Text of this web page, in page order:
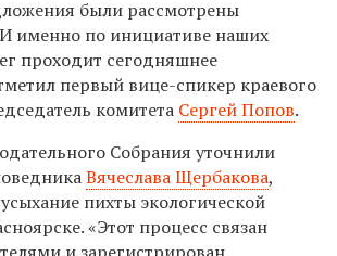
были рассмотрены
именно по инициативе наших
проходит сегодняшнее
первый вице-спикер краевого
комитета Сергей Попов.
Собрания уточнили
Вячеслава Щербакова,
пихты экологической
«Этот процесс связан